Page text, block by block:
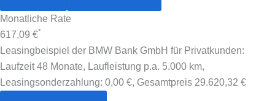
Monatliche Rate
617,09 €*
Leasingbeispiel der BMW Bank GmbH für Privatkunden:
Laufzeit 48 Monate, Laufleistung p.a. 5.000 km,
Leasingsonderzahlung: 0,00 €, Gesamtpreis 29.620,32 €